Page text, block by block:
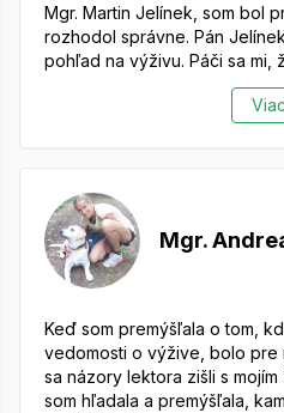
Mgr. Martin Jelínek, som bol
rozhodol správne. Pán
pohľad na výživu. Páči sa mi,
Viac
Mgr.
Keď som premýšľala o tom,
vedomosti o výžive, bolo pre
sa názory lektora zišli s
som hľadala a premýšľala,